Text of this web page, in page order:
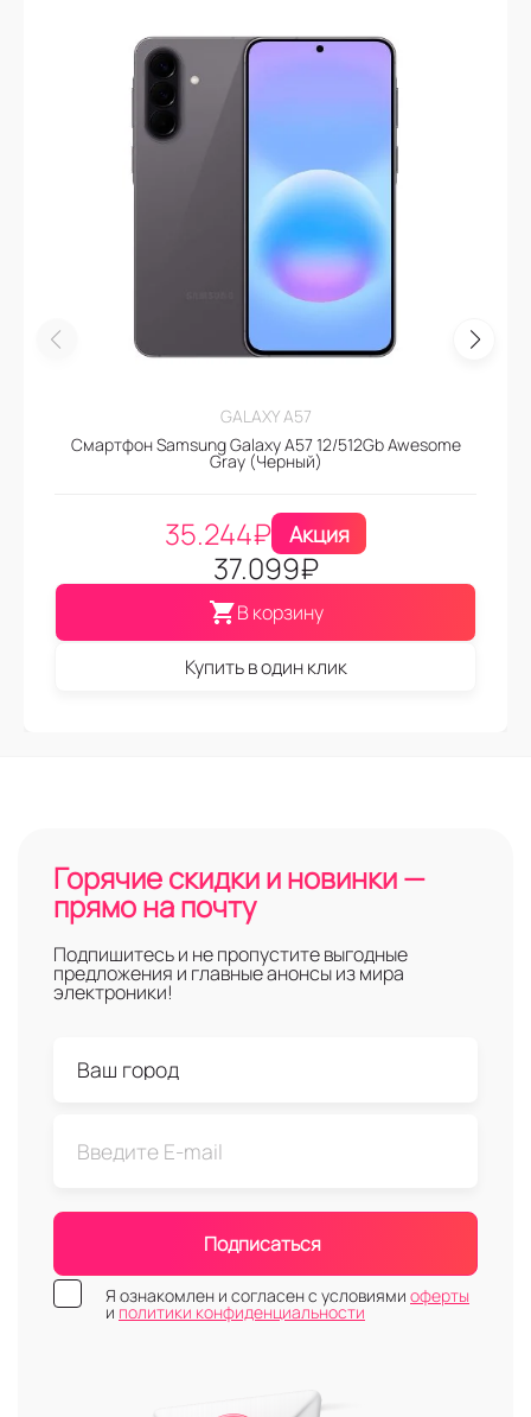
GALAXY A57
Смартфон Samsung Galaxy A57 12/512Gb Awesome
Gray (Черный)
35.244₽ Акция
37.099₽
В корзину
Купить в один клик
Горячие скидки и новинки —
прямо на почту
Подпишитесь и не пропустите выгодные
предложения и главные анонсы из мира
электроники!
Подписаться
Я ознакомлен и согласен с условиями оферты
и политики конфиденциальности